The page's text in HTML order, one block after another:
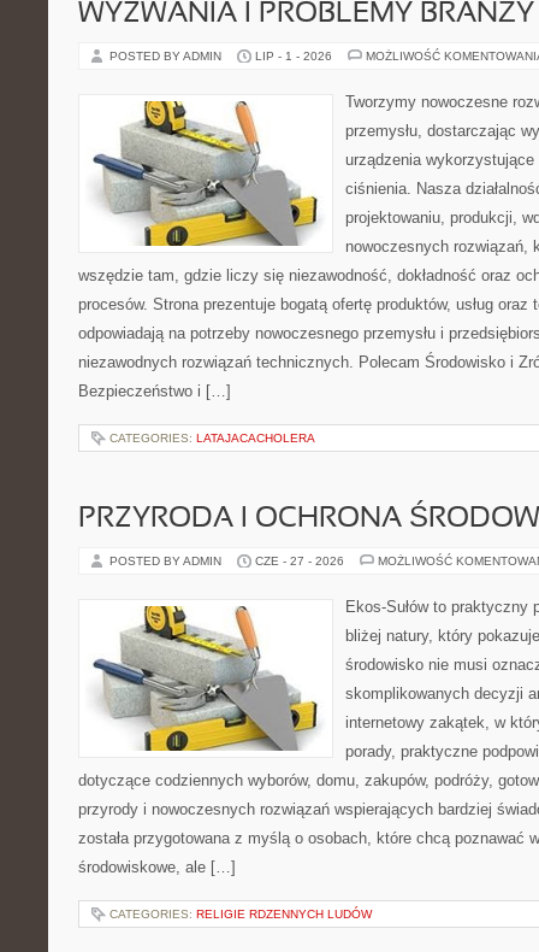
WYZWANIA I PROBLEMY BRANŻY
POSTED BY ADMIN LIP - 1 - 2026 MOŻLIWOŚĆ
Tworzymy nowoczesne
przemysłu, dostarczając
urządzenia
ciśnienia. Nasza
projektowaniu, produkcji,
nowoczesnych rozwiązań,
wszędzie tam, gdzie liczy się niezawodność, dokładność oraz
procesów. Strona prezentuje bogatą ofertę produktów, usług oraz
odpowiadają na potrzeby nowoczesnego przemysłu i
niezawodnych rozwiązań technicznych. Polecam Środowisko i
Bezpieczeństwo i […]
CATEGORIES: LATAJACACHOLERA
PRZYRODA I OCHRONA
POSTED BY ADMIN CZE - 27 - 2026 MOŻLIWOŚĆ
Ekos-Sułów to praktyczny
bliżej natury, który
środowisko nie musi
skomplikowanych decyzji
internetowy zakątek, w
porady, praktyczne
dotyczące codziennych wyborów, domu, zakupów, podróży,
przyrody i nowoczesnych rozwiązań wspierających bardziej
została przygotowana z myślą o osobach, które chcą poznawać
środowiskowe, ale […]
CATEGORIES: RELIGIE RDZENNYCH LUDÓW